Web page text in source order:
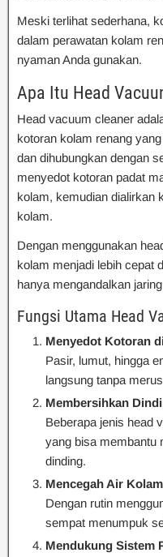
Meski terlihat sederhana,
dalam perawatan kolam
nyaman Anda gunakan.
Apa Itu Head
Head vacuum cleaner
kotoran kolam renang
dan dihubungkan dengan
menyedot kotoran padat
kolam, kemudian dialirkan
kolam.
Dengan menggunakan
kolam menjadi lebih cepat
hanya mengandalkan
Fungsi Utama Head
Menyedot Kotoran
Pasir, lumut, hingga
langsung tanpa
Membersihkan
Beberapa jenis head
yang bisa membantu
dinding.
Mencegah Air
Dengan rutin
sempat menumpuk
Mendukung Sistem